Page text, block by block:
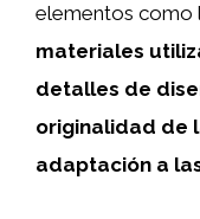
elementos como
materiales
detalles de
originalidad de
adaptación a